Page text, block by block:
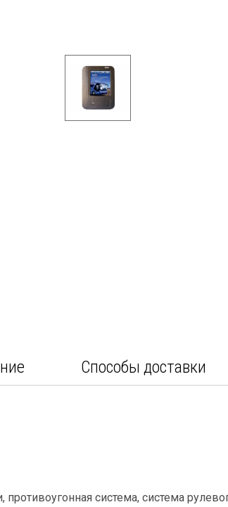
Способы доставки
система, система